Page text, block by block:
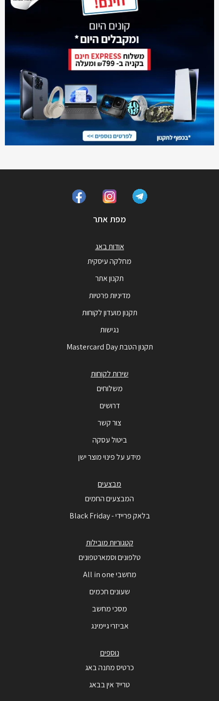
מפת אתר
אודות באג
מחלקה עיסקית
תקנון אתר
מדיניות פרטיות
תקנון מועדון לקוחות
נגישות
תקנון הטבת Mastercard Day
שירות לקוחות
משלוחים
דרושים
צור קשר
ביטול עסקה
מידע על פינוי מוצר ישן
מבצעים
המבצעים החמים
בלאק פריידי - Black Friday
קטגוריות מובילות
טלפונים וסמארטפונים
מחשבי All in one
שעונים חכמים
מסכי מחשב
אביזרי גיימינג
נוספים
כרטיס מתנה באג
טרייד אין בבאג